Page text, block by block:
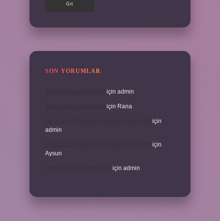
SON YORUMLAR
için admin
için Rana
için
admin
için
Aysun
için admin